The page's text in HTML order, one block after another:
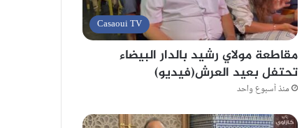
Casaoui TV
مقاطعة مولاي رشيد بالدار البيضاء
تحتفل بعيد العرش(فيديو)
منذ أسبوع واحد